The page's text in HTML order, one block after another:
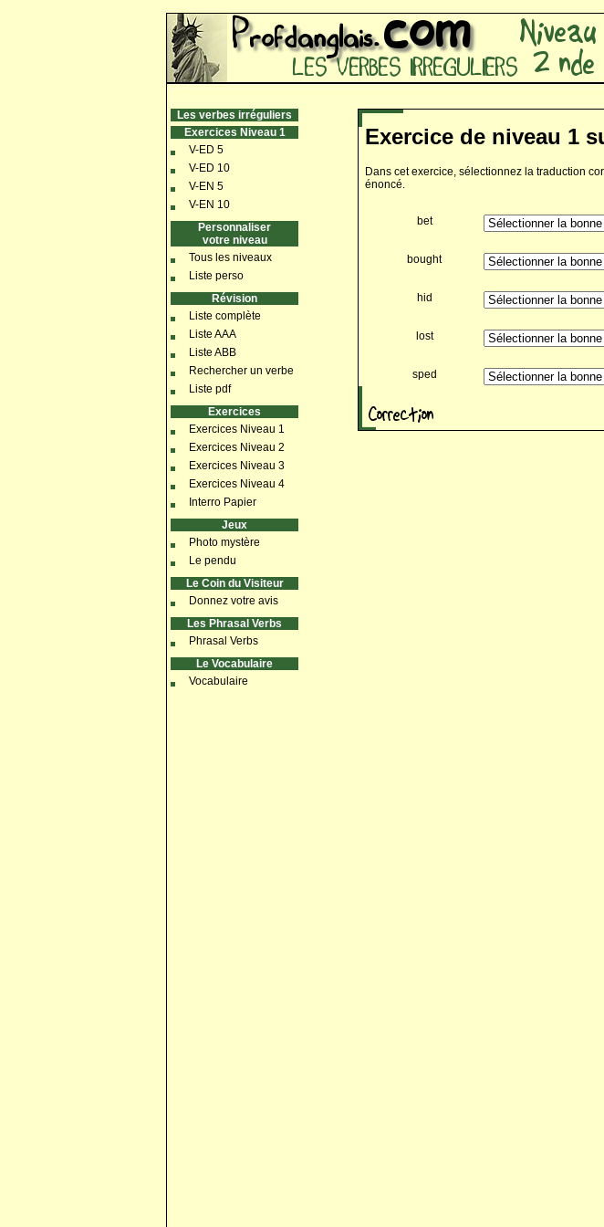
Les verbes irréguliers
Exercices Niveau 1
V-ED 5
V-ED 10
V-EN 5
V-EN 10
Personnaliser
votre niveau
Tous les niveaux
Liste perso
Révision
Liste complète
Liste AAA
Liste ABB
Rechercher un verbe
Liste pdf
Exercices
Exercices Niveau 1
Exercices Niveau 2
Exercices Niveau 3
Exercices Niveau 4
Interro Papier
Jeux
Photo mystère
Le pendu
Le Coin du Visiteur
Donnez votre avis
Les Phrasal Verbs
Phrasal Verbs
Le Vocabulaire
Vocabulaire
Exercice de niveau 1
Dans cet exercice, sélectionnez la traduction
énoncé.
bet
bought
hid
lost
sped